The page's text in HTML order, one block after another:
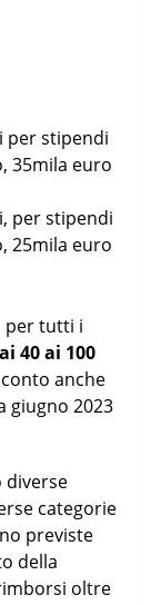
per stipendi
35mila euro
per stipendi
25mila euro
per tutti i
40 ai 100
anche
giugno 2023
diverse
categorie
previste
della
oltre